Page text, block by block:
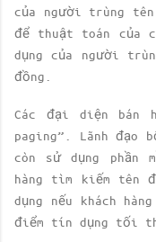
của người trùng
để thuật toán của
dụng của người
đồng.
Các đại diện bán
paging”. Lãnh đạo
còn sử dụng phần
hàng tìm kiếm tên
dụng nếu khách
điểm tín dụng tối